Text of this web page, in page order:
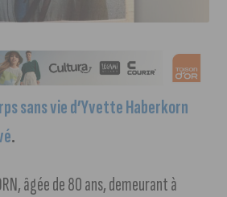
sans vie d’Yvette Haberkorn
.
âgée de 80 ans, demeurant à